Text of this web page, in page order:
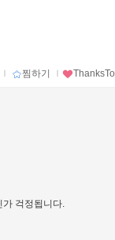
ｌ 찜하기 ｌ ThanksTo
가 걱정됩니다.